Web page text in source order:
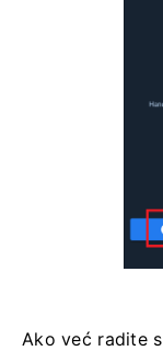
Ako već radite